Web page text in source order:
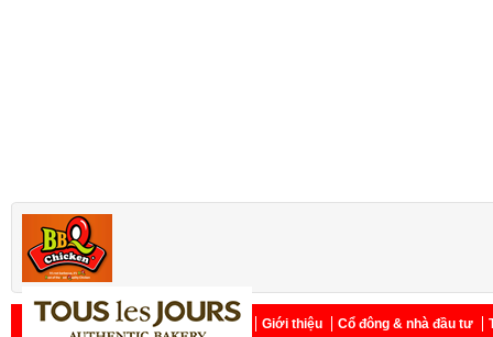
Trang chủ Giới thiệu Cổ đông & nhà đầu tư